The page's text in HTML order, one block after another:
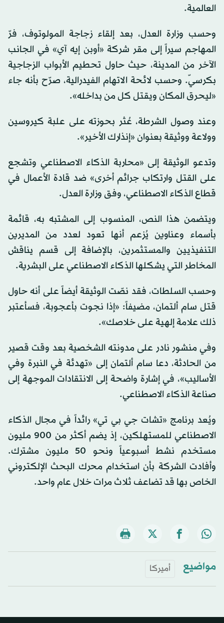
العالمية.
وحسب وزارة العدل، بعد إلقاء زجاجة المولوتوف، فرّ
المهاجم سيراً إلى مقر شركة «أوبن إيه آي» في الجانب
الآخر من المدينة، حيث حاول تحطيم الأبواب الزجاجية
بكرسيّ. وحسب لائحة الاتهام الفيدرالية، صرّح بأنه جاء
«ليحرق المكان ويقتل كل من بداخله».
وعند وصول الشرطة، عُثر بحوزته على علبة كيروسين
وولاعة ووثيقة بعنوان «إنذارك الأخير».
وتدعو الوثيقة إلى «محاربة الذكاء الاصطناعي وتشجع
على القتل وارتكاب جرائم أخرى» ضد قادة الأعمال في
قطاع الذكاء الاصطناعي، وفق وزارة العدل.
ويتضمن هذا النص، المنسوب إلى المشتبه به، قائمة
بأسماء وعناوين يُزعم أنها تعود لعدد من المديرين
التنفيذيين والمستثمرين، بالإضافة إلى قسم يناقش
المخاطر التي يشكلها الذكاء الاصطناعي على البشرية.
وحسب السلطات، فقد نصّت الوثيقة أيضاً على أنه حاول
قتل سام ألتمان، مضيفاً: «إذا نجوت بأعجوبة، فسأعتبر
ذلك علامة إلهية على خلاصك».
وفي منشور نادر على مدونته الشخصية بعد وقت قصير
من الحادثة، دعا سام ألتمان إلى «تهدئة في النبرة وفي
الأساليب»، في إشارة واضحة إلى الانتقادات الموجهة إلى
صناعة الذكاء الاصطناعي.
ويُعد برنامج «تشات جي بي تي» رائداً في مجال الذكاء
الاصطناعي للمستهلكين، إذ يضم أكثر من 900 مليون
مستخدم نشط أسبوعياً ونحو 50 مليون مشترك.
وأفادت الشركة بأن استخدام محرك البحث الإلكتروني
الخاص بها قد تضاعف ثلاث مرات خلال عام واحد.
مواضيع أميركا